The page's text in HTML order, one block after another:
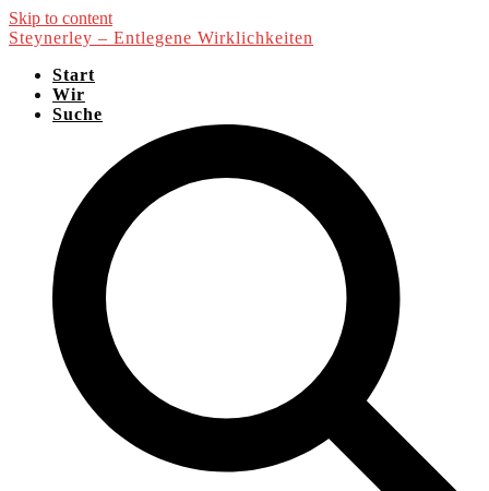
Skip to content
Steynerley – Entlegene Wirklichkeiten
Start
Wir
Suche